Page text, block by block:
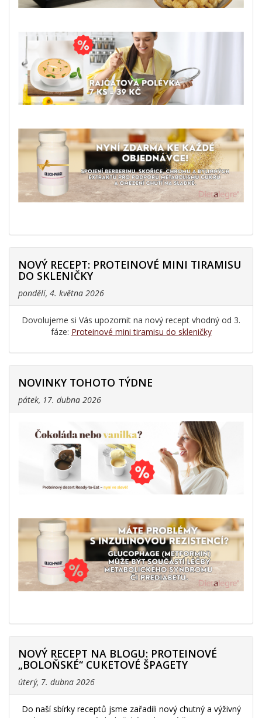
NOVÝ RECEPT: PROTEINOVÉ MINI TIRAMISU
DO SKLENIČKY
pondělí, 4. května 2026
Dovolujeme si Vás upozornit na nový recept vhodný od 3.
fáze: Proteinové mini tiramisu do skleničky
NOVINKY TOHOTO TÝDNE
pátek, 17. dubna 2026
NOVÝ RECEPT NA BLOGU: PROTEINOVÉ
„BOLOŇSKÉ“ CUKETOVÉ ŠPAGETY
úterý, 7. dubna 2026
Do naší sbírky receptů jsme zařadili nový chutný a výživný